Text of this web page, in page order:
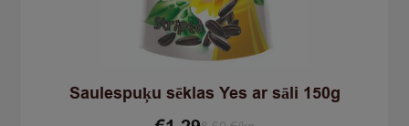
Saulespuķu sēklas Yes ar sāli 150g